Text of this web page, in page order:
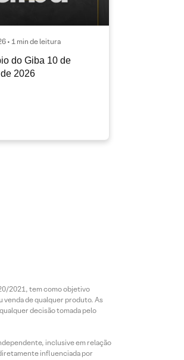
• 1 min de leitura
do Giba 10 de
2026
2021, tem como objetivo
venda de qualquer produto. As
decisão tomada pelo
inclusive em relação
influenciada por